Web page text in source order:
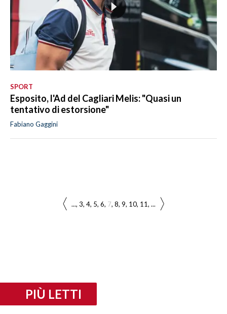
SPORT
Esposito, l'Ad del Cagliari Melis: "Quasi un
tentativo di estorsione"
Fabiano Gaggini
... 3 4 5 6 7 8 9 10 11 ...
PIÙ LETTI